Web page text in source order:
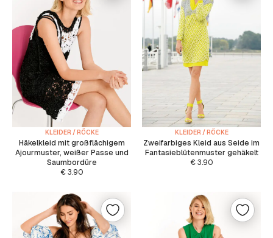
KLEIDER / RÖCKE
Häkelkleid mit großflächigem
Ajourmuster, weißer Passe und
Saumbordüre
€3.90
KLEIDER / RÖCKE
Zweifarbiges Kleid aus Seide im
Fantasieblütenmuster gehäkelt
€3.90